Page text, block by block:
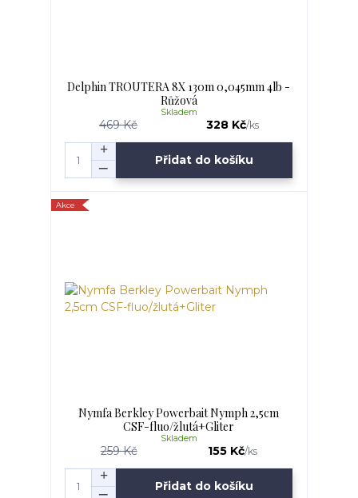
Delphin TROUTERA 8X 130m 0,045mm 4lb -
Růžová
469 Kč 328 Kč/ks
Skladem
Přidat do košíku
Akce
Nymfa Berkley Powerbait Nymph 2,5cm
CSF-fluo/žlutá+Gliter
259 Kč 155 Kč/ks
Skladem
Přidat do košíku